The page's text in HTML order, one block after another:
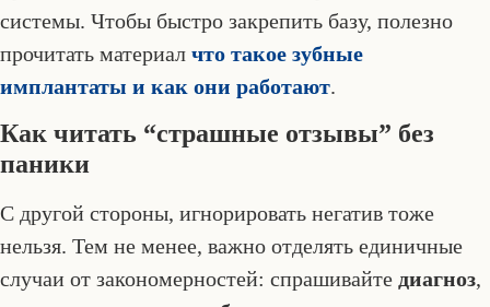
системы. Чтобы быстро закрепить базу, полезно
прочитать материал что такое зубные
имплантаты и как они работают.
Как читать “страшные отзывы” без
паники
С другой стороны, игнорировать негатив тоже
нельзя. Тем не менее, важно отделять единичные
случаи от закономерностей: спрашивайте диагноз,